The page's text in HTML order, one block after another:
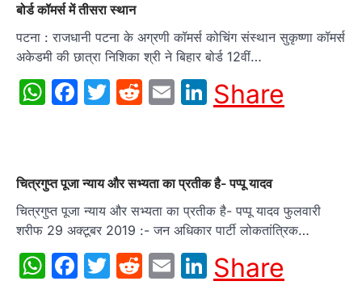
बोर्ड कॉमर्स में तीसरा स्थान
पटना : राजधानी पटना के अग्रणी कॉमर्स कोचिंग संस्थान सुकृष्णा कॉमर्स
अकेडमी की छात्रा निशिका श्री ने बिहार बोर्ड 12वीं…
WhatsApp
Facebook
Twitter
Reddit
EmailLinkedIn
Share
चित्रगुप्त पूजा न्याय और सभ्यता का प्रतीक है- पप्पू यादव
चित्रगुप्त पूजा न्याय और सभ्यता का प्रतीक है- पप्पू यादव फुलवारी
शरीफ 29 अक्टूबर 2019 :- जन अधिकार पार्टी लोकतांत्रिक…
WhatsApp
Facebook
Twitter
Reddit
EmailLinkedIn
Share